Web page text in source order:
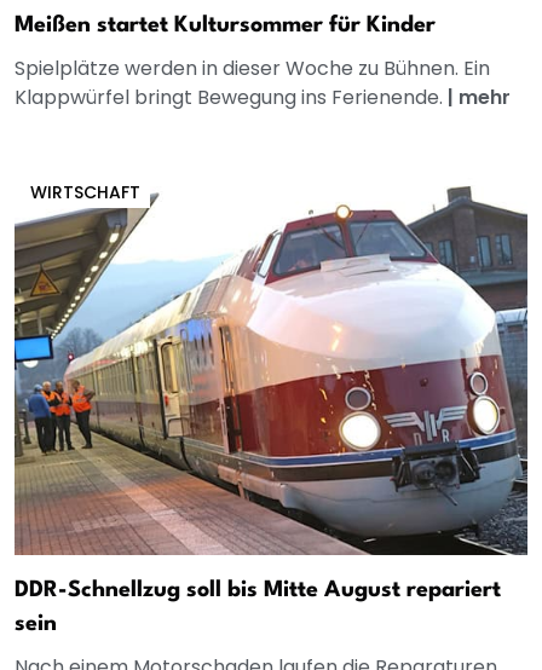
Meißen startet Kultursommer für Kinder
Spielplätze werden in dieser Woche zu Bühnen. Ein
Klappwürfel bringt Bewegung ins Ferienende. | mehr
WIRTSCHAFT
DDR-Schnellzug soll bis Mitte August repariert
sein